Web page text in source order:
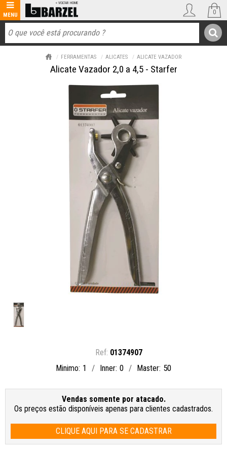
0
FERRAMENTAS ALICATES ALICATE VAZADOR
Alicate Vazador 2,0 a 4,5 - Starfer
Minimo 1 Inner 0 Master 50
Vendas somente por atacado.
Os preços estão disponíveis apenas para clientes cadastrados.
CLIQUE AQUI PARA SE CADASTRAR
01374907